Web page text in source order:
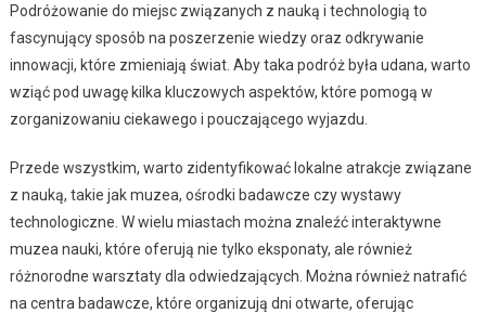
Podróżowanie do miejsc związanych z nauką i technologią to
fascynujący sposób na poszerzenie wiedzy oraz odkrywanie
innowacji, które zmieniają świat. Aby taka podróż była udana, warto
wziąć pod uwagę kilka kluczowych aspektów, które pomogą w
zorganizowaniu ciekawego i pouczającego wyjazdu.
Przede wszystkim, warto zidentyfikować lokalne atrakcje związane
z nauką, takie jak muzea, ośrodki badawcze czy wystawy
technologiczne. W wielu miastach można znaleźć interaktywne
muzea nauki, które oferują nie tylko eksponaty, ale również
różnorodne warsztaty dla odwiedzających. Można również natrafić
na centra badawcze, które organizują dni otwarte, oferując